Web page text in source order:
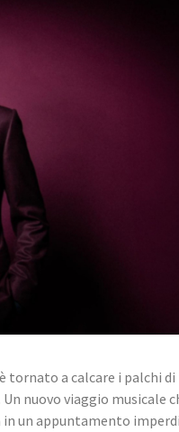
tornato a calcare i palchi
nuovo viaggio musicale
un appuntamento